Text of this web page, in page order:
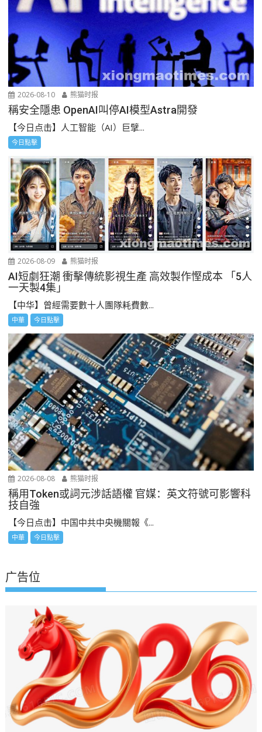
2026-08-10 熊猫时报
稱安全隱患 OpenAI叫停AI模型Astra開發
【今日点击】人工智能（AI）巨擘...
今日點擊
2026-08-09 熊猫时报
AI短劇狂潮 衝擊傳統影視生產 高效製作慳成本 「5人
一天製4集」
【中华】曾經需要數十人團隊耗費數...
中華 今日點擊
2026-08-08 熊猫时报
稱用Token或詞元涉話語權 官媒：英文符號可影響科
技自強
【今日点击】中国中共中央機關報《...
中華 今日點擊
广告位